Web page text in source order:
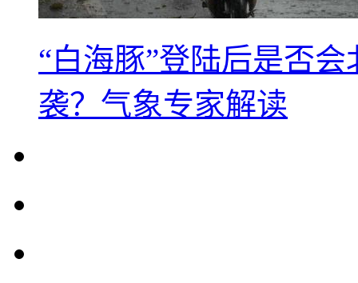
“白海豚”登陆后是否
袭？气象专家解读